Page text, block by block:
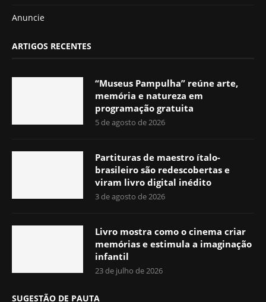
Anuncie
ARTIGOS RECENTES
“Museus Pampulha” reúne arte,
memória e natureza em
programação gratuita
5 de agosto de 2026
Partituras de maestro ítalo-
brasileiro são redescobertas e
viram livro digital inédito
3 de agosto de 2026
Livro mostra como o cinema criar
memórias e estimula a imaginação
infantil
23 de julho de 2026
SUGESTÃO DE PAUTA